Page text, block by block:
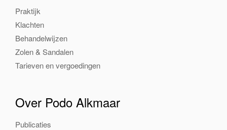
Praktijk
Klachten
Behandelwijzen
Zolen & Sandalen
Tarieven en vergoedingen
Over Podo Alkmaar
Publicaties